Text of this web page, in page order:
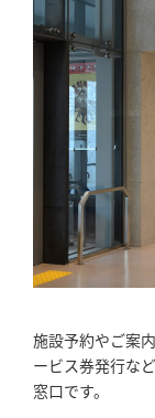
施設予約やご案
ービス券発行な
窓口です。